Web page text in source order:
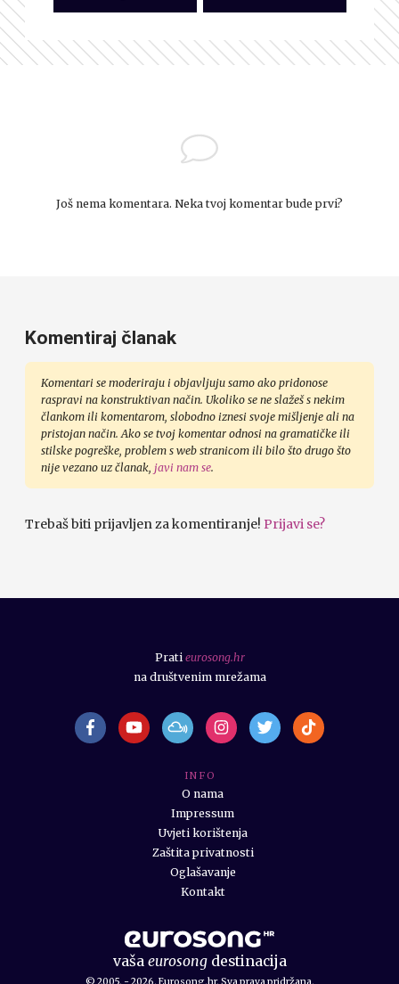
Još nema komentara. Neka tvoj komentar bude prvi?
Komentiraj članak
Komentari se moderiraju i objavljuju samo ako pridonose
raspravi na konstruktivan način. Ukoliko se ne slažeš s nekim
člankom ili komentarom, slobodno iznesi svoje mišljenje ali na
pristojan način. Ako se tvoj komentar odnosi na gramatičke ili
stilske pogreške, problem s web stranicom ili bilo što drugo što
nije vezano uz članak, javi nam se.
Trebaš biti prijavljen za komentiranje! Prijavi se?
vaša eurosongdestinacija
I N F O
O nama
Impressum
Uvjeti korištenja
Zaštita privatnosti
Oglašavanje
Kontakt
Prati eurosong.hr
na društvenim mrežama